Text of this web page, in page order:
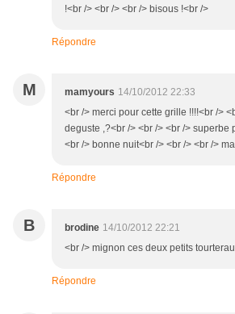
!<br /> <br /> <br /> bisous !<br />
Répondre
M mamyours 14/10/2012 22:33
<br /> merci pour cette grille !!!!<br />
deguste ,?<br /> <br /> <br /> superbe
<br /> bonne nuit<br /> <br /> <br />
Répondre
B brodine 14/10/2012 22:21
<br /> mignon ces deux petits
Répondre